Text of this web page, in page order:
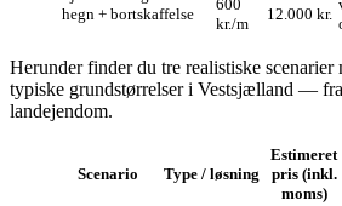
hegn + bortskaffelse
600
kr./m
12.000 kr.
Herunder finder du tre realistiske scenarier
typiske grundstørrelser i Vestsjælland —
landejendom.
Scenario Type / løsning
Estimeret
pris (inkl.
moms)